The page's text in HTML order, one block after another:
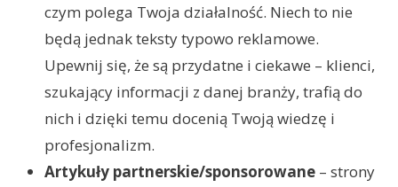
czym polega Twoja działalność. Niech to nie
będą jednak teksty typowo reklamowe.
Upewnij się, że są przydatne i ciekawe – klienci,
szukający informacji z danej branży, trafią do
nich i dzięki temu docenią Twoją wiedzę i
profesjonalizm.
Artykuły partnerskie/sponsorowane – strony